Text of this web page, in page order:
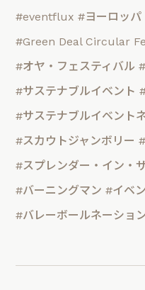
#eventflux #ヨーロッパ
#Green Deal Circular
#オヤ・フェスティバル
#サステナブルイベント
#サステナブルイベント
#スカウトジャンボリー
#スプレンダー・イン・
#バーニングマン #イベ
#バレーボールネーショ